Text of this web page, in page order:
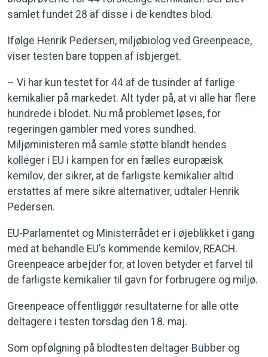
samlet fundet 28 af disse i de kendtes blod.
Ifølge Henrik Pedersen, miljøbiolog ved Greenpeace,
viser testen bare toppen af isbjerget.
– Vi har kun testet for 44 af de tusinder af farlige
kemikalier på markedet. Alt tyder på, at vi alle har flere
hundrede i blodet. Nu må problemet løses, for
regeringen gambler med vores sundhed.
Miljøministeren må samle støtte blandt hendes
kolleger i EU i kampen for en fælles europæisk
kemilov, der sikrer, at de farligste kemikalier altid
erstattes af mere sikre alternativer, udtaler Henrik
Pedersen.
EU-Parlamentet og Ministerrådet er i øjeblikket i gang
med at behandle EU’s kommende kemilov, REACH.
Greenpeace arbejder for, at loven betyder et farvel til
de farligste kemikalier til gavn for forbrugere og miljø.
Greenpeace offentliggør resultaterne for alle otte
deltagere i testen torsdag den 18. maj.
Som opfølgning på blodtesten deltager Bubber og